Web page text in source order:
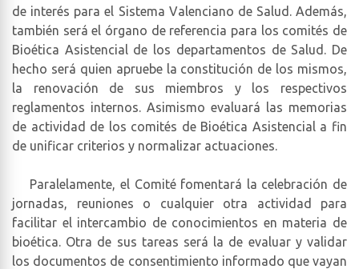
de interés para el Sistema Valenciano de Salud. Además,
también será el órgano de referencia para los comités de
Bioética Asistencial de los departamentos de Salud. De
hecho será quien apruebe la constitución de los mismos,
la renovación de sus miembros y los respectivos
reglamentos internos. Asimismo evaluará las memorias
de actividad de los comités de Bioética Asistencial a fin
de unificar criterios y normalizar actuaciones.
Paralelamente, el Comité fomentará la celebración de
jornadas, reuniones o cualquier otra actividad para
facilitar el intercambio de conocimientos en materia de
bioética. Otra de sus tareas será la de evaluar y validar
los documentos de consentimiento informado que vayan